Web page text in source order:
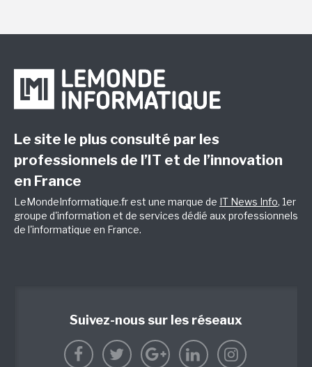
Le site le plus consulté par les
professionnels de l’IT et de l’innovation
en France
LeMondeInformatique.fr est une marque de IT News Info, 1er
groupe d'information et de services dédié aux professionnels
de l'informatique en France.
Suivez-nous sur les réseaux